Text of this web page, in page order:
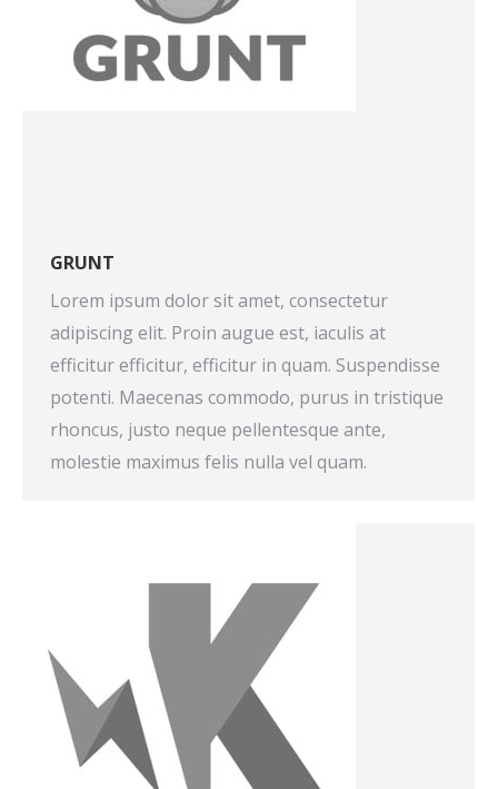
GRUNT
Lorem ipsum dolor sit amet, consectetur
adipiscing elit. Proin augue est, iaculis at
efficitur efficitur, efficitur in quam. Suspendisse
potenti. Maecenas commodo, purus in tristique
rhoncus, justo neque pellentesque ante,
molestie maximus felis nulla vel quam.